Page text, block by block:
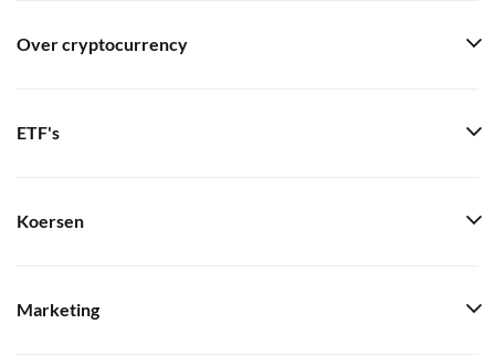
Over cryptocurrency
ETF's
Koersen
Marketing